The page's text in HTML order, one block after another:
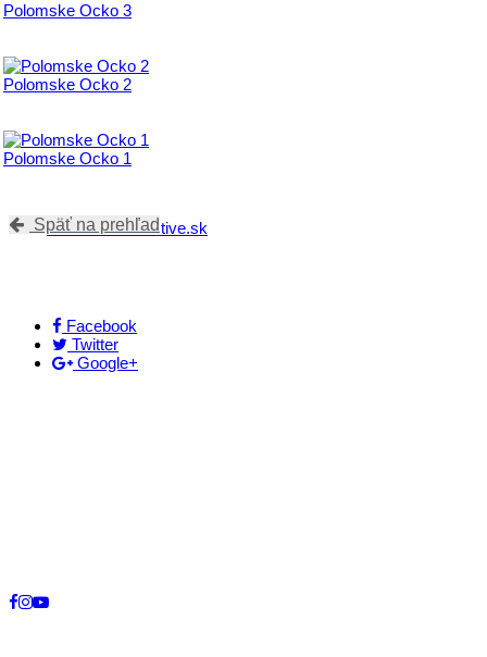
Polomske Ocko 3
Polomske Ocko 2
Polomske Ocko 1
www.outdooractive.sk
Späť na prehľad
Facebook
Twitter
Google+